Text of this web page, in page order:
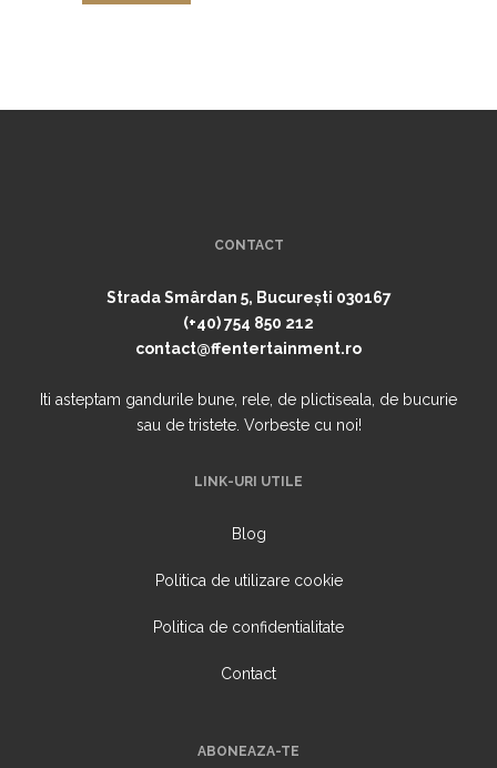
CONTACT
Strada Smârdan 5, București 030167
(+40) 754 850 212
contact@ffentertainment.ro
Iti asteptam gandurile bune, rele, de plictiseala, de bucurie
sau de tristete. Vorbeste cu noi!
LINK-URI UTILE
Blog
Politica de utilizare cookie
Politica de confidentialitate
Contact
ABONEAZA-TE